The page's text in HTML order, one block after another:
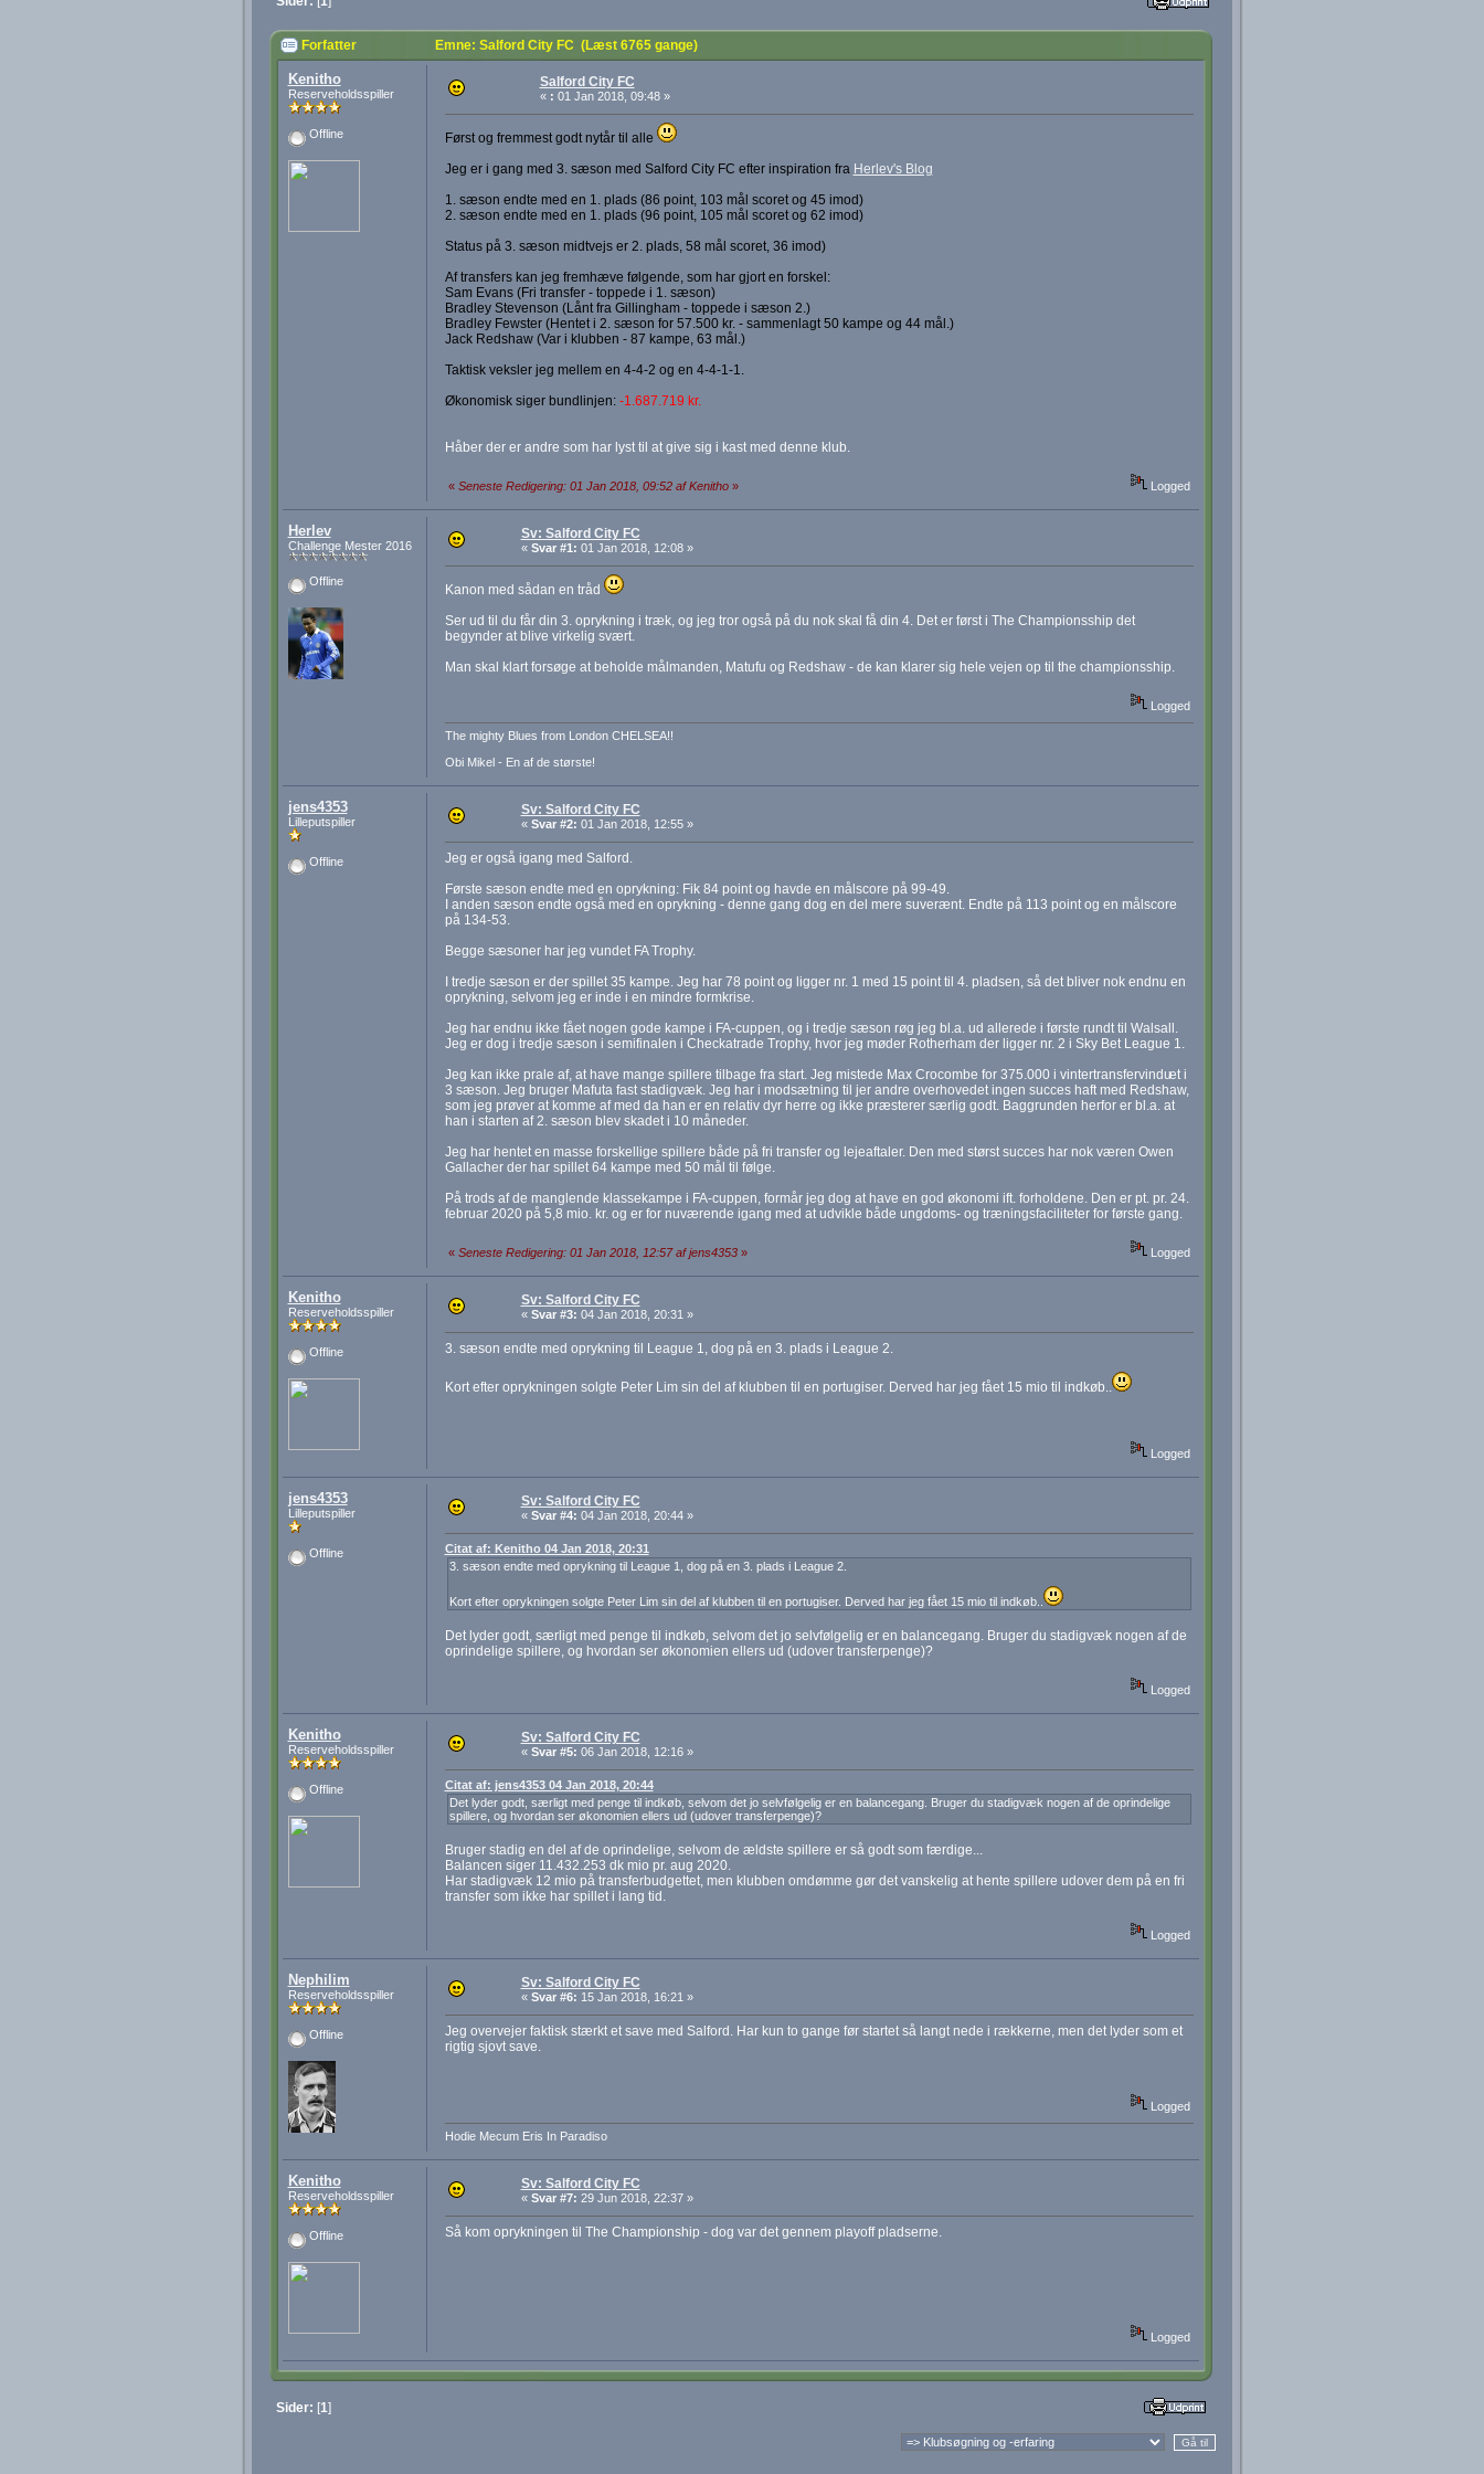
Forfatter Emne: Salford City FC (Læst 6765 gange)
Kenitho
Reserveholdsspiller
Offline
Salford City FC
« : 01 Jan 2018, 09:48 »
Først og fremmest godt nytår til alle
Jeg er i gang med 3. sæson med Salford City FC efter inspiration fra Herlev's Blog
1. sæson endte med en 1. plads (86 point, 103 mål scoret og 45 imod)
2. sæson endte med en 1. plads (96 point, 105 mål scoret og 62 imod)
Status på 3. sæson midtvejs er 2. plads, 58 mål scoret, 36 imod)
Af transfers kan jeg fremhæve følgende, som har gjort en forskel:
Sam Evans (Fri transfer - toppede i 1. sæson)
Bradley Stevenson (Lånt fra Gillingham - toppede i sæson 2.)
Bradley Fewster (Hentet i 2. sæson for 57.500 kr. - sammenlagt 50 kampe og 44 mål.)
Jack Redshaw (Var i klubben - 87 kampe, 63 mål.)
Taktisk veksler jeg mellem en 4-4-2 og en 4-4-1-1.
Økonomisk siger bundlinjen: -1.687.719 kr.
Håber der er andre som har lyst til at give sig i kast med denne klub.
« Seneste Redigering: 01 Jan 2018, 09:52 af Kenitho» Logged
Herlev
Challenge Mester 2016
Offline
Sv: Salford City FC
« Svar #1: 01 Jan 2018, 12:08 »
Kanon med sådan en tråd
Ser ud til du får din 3. oprykning i træk, og jeg tror også på du nok skal få din 4. Det er først i The Championsship det
begynder at blive virkelig svært.
Man skal klart forsøge at beholde målmanden, Matufu og Redshaw - de kan klarer sig hele vejen op til the championsship.
Logged
The mighty Blues from London CHELSEA!!
Obi Mikel - En af de største!
jens4353
Lilleputspiller
Offline
Sv: Salford City FC
« Svar #2: 01 Jan 2018, 12:55 »
Jeg er også igang med Salford.
Første sæson endte med en oprykning: Fik 84 point og havde en målscore på 99-49.
I anden sæson endte også med en oprykning - denne gang dog en del mere suverænt. Endte på 113 point og en målscore
på 134-53.
Begge sæsoner har jeg vundet FA Trophy.
I tredje sæson er der spillet 35 kampe. Jeg har 78 point og ligger nr. 1 med 15 point til 4. pladsen, så det bliver nok endnu en
oprykning, selvom jeg er inde i en mindre formkrise.
Jeg har endnu ikke fået nogen gode kampe i FA-cuppen, og i tredje sæson røg jeg bl.a. ud allerede i første rundt til Walsall.
Jeg er dog i tredje sæson i semifinalen i Checkatrade Trophy, hvor jeg møder Rotherham der ligger nr. 2 i Sky Bet League 1.
Jeg kan ikke prale af, at have mange spillere tilbage fra start. Jeg mistede Max Crocombe for 375.000 i vintertransfervinduet i
3 sæson. Jeg bruger Mafuta fast stadigvæk. Jeg har i modsætning til jer andre overhovedet ingen succes haft med Redshaw,
som jeg prøver at komme af med da han er en relativ dyr herre og ikke præsterer særlig godt. Baggrunden herfor er bl.a. at
han i starten af 2. sæson blev skadet i 10 måneder.
Jeg har hentet en masse forskellige spillere både på fri transfer og lejeaftaler. Den med størst succes har nok væren Owen
Gallacher der har spillet 64 kampe med 50 mål til følge.
På trods af de manglende klassekampe i FA-cuppen, formår jeg dog at have en god økonomi ift. forholdene. Den er pt. pr. 24.
februar 2020 på 5,8 mio. kr. og er for nuværende igang med at udvikle både ungdoms- og træningsfaciliteter for første gang.
« Seneste Redigering: 01 Jan 2018, 12:57 af jens4353» Logged
Kenitho
Reserveholdsspiller
Offline
Sv: Salford City FC
« Svar #3: 04 Jan 2018, 20:31 »
3. sæson endte med oprykning til League 1, dog på en 3. plads i League 2.
Kort efter oprykningen solgte Peter Lim sin del af klubben til en portugiser. Derved har jeg fået 15 mio til indkøb..
Logged
jens4353
Lilleputspiller
Offline
Sv: Salford City FC
« Svar #4: 04 Jan 2018, 20:44 »
Citat af: Kenitho 04 Jan 2018, 20:31
3. sæson endte med oprykning til League 1, dog på en 3. plads i League 2.
Kort efter oprykningen solgte Peter Lim sin del af klubben til en portugiser. Derved har jeg fået 15 mio til indkøb..
Det lyder godt, særligt med penge til indkøb, selvom det jo selvfølgelig er en balancegang. Bruger du stadigvæk nogen af de
oprindelige spillere, og hvordan ser økonomien ellers ud (udover transferpenge)?
Logged
Kenitho
Reserveholdsspiller
Offline
Sv: Salford City FC
« Svar #5: 06 Jan 2018, 12:16 »
Citat af: jens4353 04 Jan 2018, 20:44
Det lyder godt, særligt med penge til indkøb, selvom det jo selvfølgelig er en balancegang. Bruger du stadigvæk nogen af de oprindelige
spillere, og hvordan ser økonomien ellers ud (udover transferpenge)?
Bruger stadig en del af de oprindelige, selvom de ældste spillere er så godt som færdige...
Balancen siger 11.432.253 dk mio pr. aug 2020.
Har stadigvæk 12 mio på transferbudgettet, men klubben omdømme gør det vanskelig at hente spillere udover dem på en fri
transfer som ikke har spillet i lang tid.
Logged
Nephilim
Reserveholdsspiller
Offline
Sv: Salford City FC
« Svar #6: 15 Jan 2018, 16:21 »
Jeg overvejer faktisk stærkt et save med Salford. Har kun to gange før startet så langt nede i rækkerne, men det lyder som et
rigtig sjovt save.
Logged
Hodie Mecum Eris In Paradiso
Kenitho
Reserveholdsspiller
Offline
Sv: Salford City FC
« Svar #7: 29 Jun 2018, 22:37 »
Så kom oprykningen til The Championship - dog var det gennem playoff pladserne.
Logged
Sider: [1]